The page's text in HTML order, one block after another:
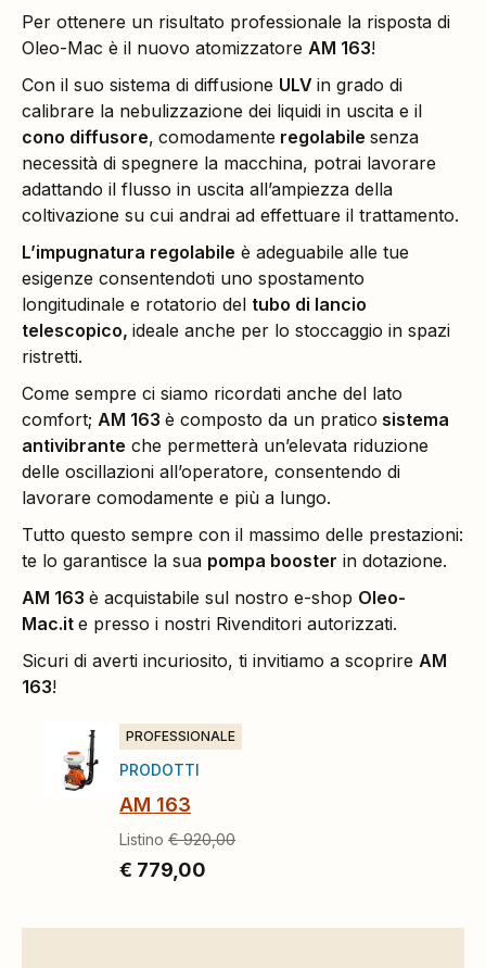
Per ottenere un risultato professionale la risposta di
Oleo-Mac è il nuovo atomizzatore AM 163!
Con il suo sistema di diffusione ULV in grado di
calibrare la nebulizzazione dei liquidi in uscita e il
cono diffusore, comodamente regolabile senza
necessità di spegnere la macchina, potrai lavorare
adattando il flusso in uscita all’ampiezza della
coltivazione su cui andrai ad effettuare il trattamento.
L’impugnatura regolabile è adeguabile alle tue
esigenze consentendoti uno spostamento
longitudinale e rotatorio del tubo di lancio
telescopico, ideale anche per lo stoccaggio in spazi
ristretti.
Come sempre ci siamo ricordati anche del lato
comfort; AM 163 è composto da un pratico sistema
antivibrante che permetterà un’elevata riduzione
delle oscillazioni all’operatore, consentendo di
lavorare comodamente e più a lungo.
Tutto questo sempre con il massimo delle prestazioni:
te lo garantisce la sua pompa booster in dotazione.
AM 163 è acquistabile sul nostro e-shop Oleo-
Mac.it e presso i nostri Rivenditori autorizzati.
Sicuri di averti incuriosito, ti invitiamo a scoprire AM
163!
PROFESSIONALE
PRODOTTI
AM 163
Listino € 920,00
€ 779,00